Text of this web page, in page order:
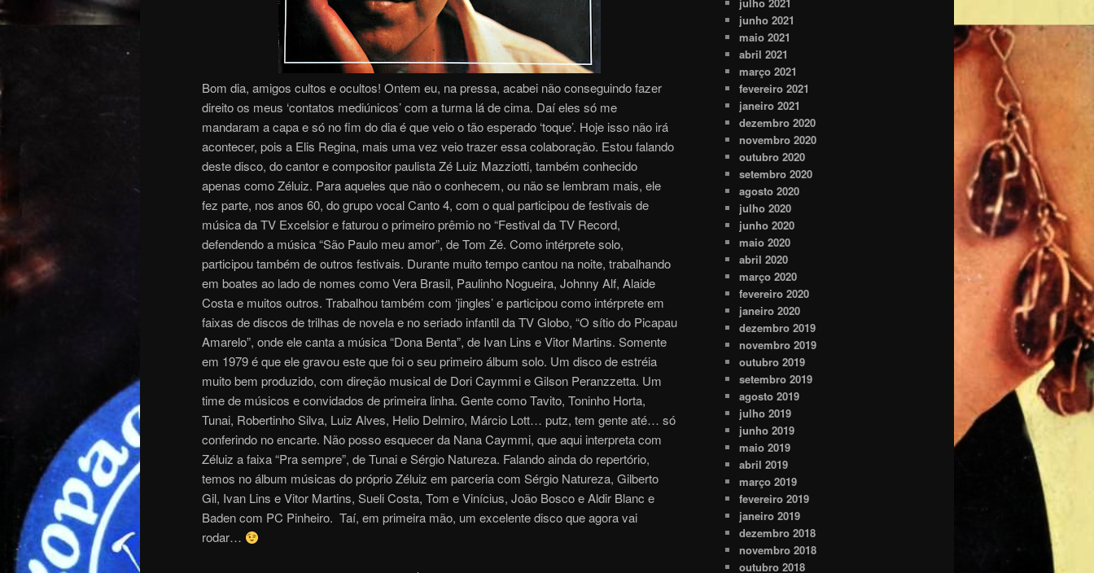
Bom dia, amigos cultos e ocultos! Ontem eu, na pressa, acabei não conseguindo fazer
direito os meus ‘contatos mediúnicos’ com a turma lá de cima. Daí eles só me
mandaram a capa e só no fim do dia é que veio o tão esperado ‘toque’. Hoje isso não irá
acontecer, pois a Elis Regina, mais uma vez veio trazer essa colaboração. Estou falando
deste disco, do cantor e compositor paulista Zé Luiz Mazziotti, também conhecido
apenas como Zéluiz. Para aqueles que não o conhecem, ou não se lembram mais, ele
fez parte, nos anos 60, do grupo vocal Canto 4, com o qual participou de festivais de
música da TV Excelsior e faturou o primeiro prêmio no “Festival da TV Record,
defendendo a música “São Paulo meu amor”, de Tom Zé. Como intérprete solo,
participou também de outros festivais. Durante muito tempo cantou na noite, trabalhando
em boates ao lado de nomes como Vera Brasil, Paulinho Nogueira, Johnny Alf, Alaide
Costa e muitos outros. Trabalhou também com ‘jingles’ e participou como intérprete em
faixas de discos de trilhas de novela e no seriado infantil da TV Globo, “O sítio do Picapau
Amarelo”, onde ele canta a música “Dona Benta”, de Ivan Lins e Vitor Martins. Somente
em 1979 é que ele gravou este que foi o seu primeiro álbum solo. Um disco de estréia
muito bem produzido, com direção musical de Dori Caymmi e Gilson Peranzzetta. Um
time de músicos e convidados de primeira linha. Gente como Tavito, Toninho Horta,
Tunai, Robertinho Silva, Luiz Alves, Helio Delmiro, Márcio Lott… putz, tem gente até… só
conferindo no encarte. Não posso esquecer da Nana Caymmi, que aqui interpreta com
Zéluiz a faixa “Pra sempre”, de Tunai e Sérgio Natureza. Falando ainda do repertório,
temos no álbum músicas do próprio Zéluiz em parceria com Sérgio Natureza, Gilberto
Gil, Ivan Lins e Vitor Martins, Sueli Costa, Tom e Vinícius, João Bosco e Aldir Blanc e
Baden com PC Pinheiro. Taí, em primeira mão, um excelente disco que agora vai
rodar…
junho 2021
maio 2021
abril 2021
março 2021
fevereiro 2021
janeiro 2021
dezembro 2020
novembro 2020
outubro 2020
setembro 2020
agosto 2020
julho 2020
junho 2020
maio 2020
abril 2020
março 2020
fevereiro 2020
janeiro 2020
dezembro 2019
novembro 2019
outubro 2019
setembro 2019
agosto 2019
julho 2019
junho 2019
maio 2019
abril 2019
março 2019
fevereiro 2019
janeiro 2019
dezembro 2018
novembro 2018
outubro 2018